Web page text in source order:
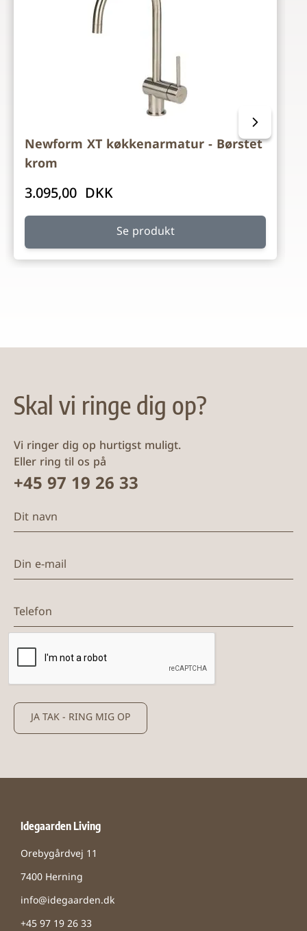
Newform XT køkkenarmatur - Børstet
krom
3.095,00 DKK
Se produkt
Skal vi ringe dig op?
Vi ringer dig op hurtigst muligt.
Eller ring til os på
+45 97 19 26 33
JA TAK - RING MIG OP
Idegaarden Living
Orebygårdvej 11
7400 Herning
info@idegaarden.dk
+45 97 19 26 33